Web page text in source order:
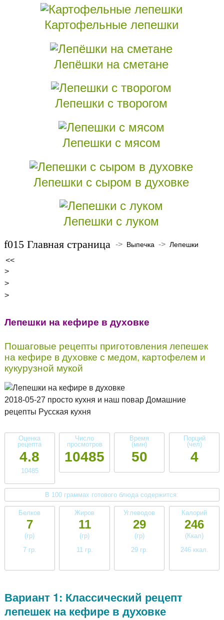
Картофельные лепешки
Лепёшки на сметане
Лепешки с творогом
Лепешки с мясом
Лепешки с сыром в духовке
Лепешки с луком
Главная страница -> Выпечка ->Лепешки
<<
>
>
>
Лепешки на кефире в духовке
Пошаговые рецепты приготовления лепешек
на кефире в духовке с медом, картофелем и
кукурузной мукой
2018-05-27 просто кухня и наш повар Домашние
рецепты Русская кухня
Оценка
рецепта
4.8
10485
Число
просмотров
10485
Время
(мин)
50
Порций
(чел)
4
В 100 граммах готового блюда содержится:
Белков
7
(гр)
7 гр.
Жиров
11
(гр)
11 гр.
Углеводов
29
(гр)
29 гр.
Калорий
246
(Ккал)
246 ккал.
Вариант 1: Классический рецепт
лепешек на кефире в духовке